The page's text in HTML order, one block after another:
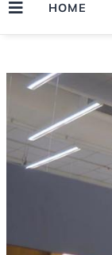
HOME